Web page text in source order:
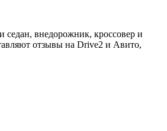
седан, внедорожник, кроссовер и
отзывы на Drive2 и Авито,